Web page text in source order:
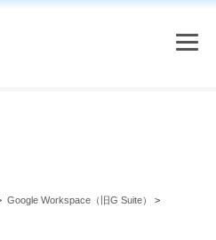
Google Workspace（旧G Suite）
>